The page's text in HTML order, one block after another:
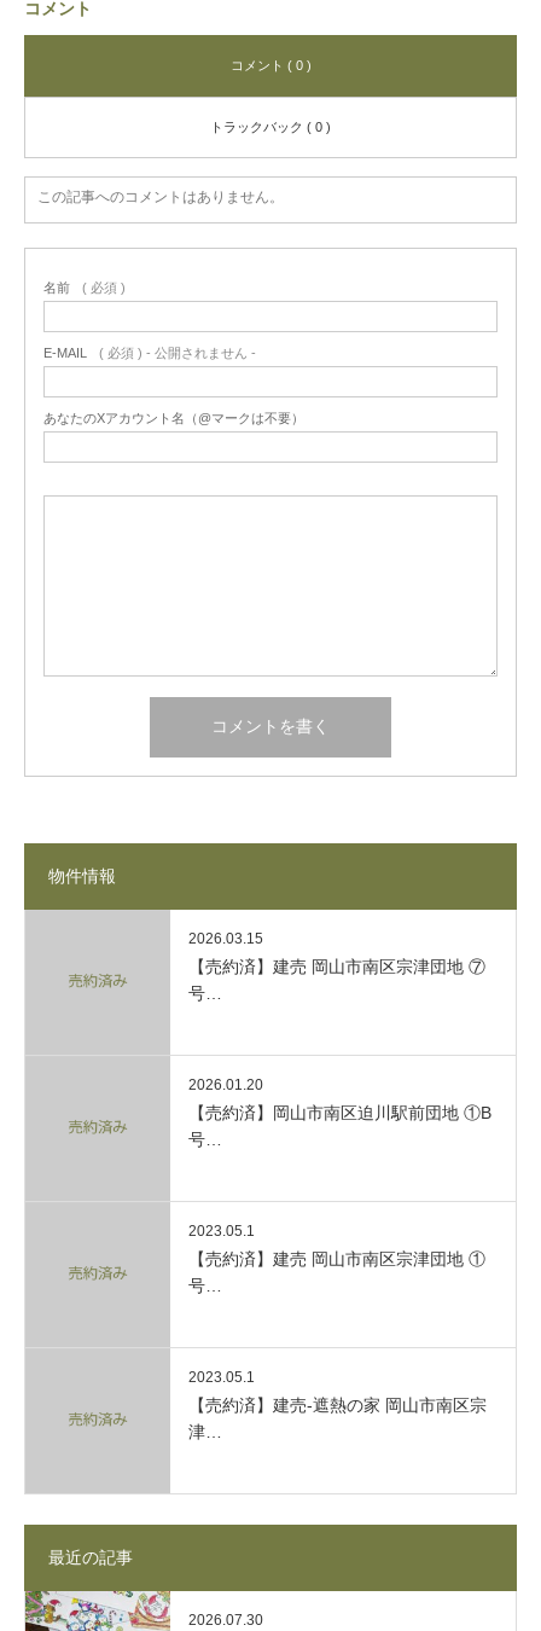
コメント
コメント ( 0 )
トラックバック ( 0 )
この記事へのコメントはありません。
名前 ( 必須 )
E-MAIL ( 必須 ) - 公開されません -
あなたのXアカウント名（@マークは不要）
物件情報
2026.03.15
【売約済】建売 岡山市南区宗津団地 ⑦
号…
2026.01.20
【売約済】岡山市南区迫川駅前団地 ①B
号…
2023.05.1
【売約済】建売 岡山市南区宗津団地 ①
号…
2023.05.1
【売約済】建売-遮熱の家 岡山市南区宗
津…
最近の記事
2026.07.30